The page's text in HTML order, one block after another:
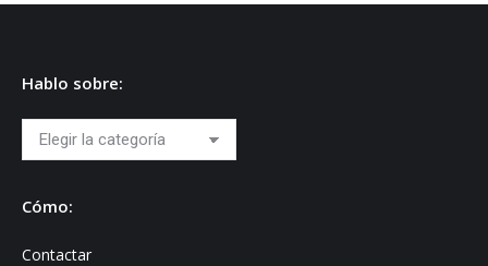
Hablo sobre:
Hablo
sobre:
Cómo:
Contactar